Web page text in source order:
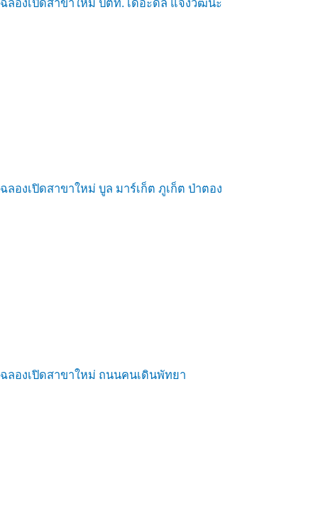
ฉลองเปิดสาขาใหม่ ปตท. เดอะดีล แจ้งวัฒนะ
ฉลองเปิดสาขาใหม่ บูล มาร์เก็ต ภูเก็ต ป่าตอง
ฉลองเปิดสาขาใหม่ ถนนคนเดินพัทยา